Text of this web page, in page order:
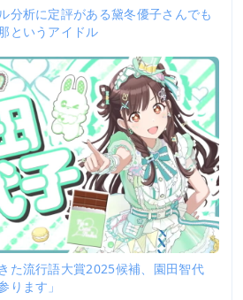
分析に定評がある黛冬優子さんでも
というアイドル
た流行語大賞2025候補、園田智代
ります」